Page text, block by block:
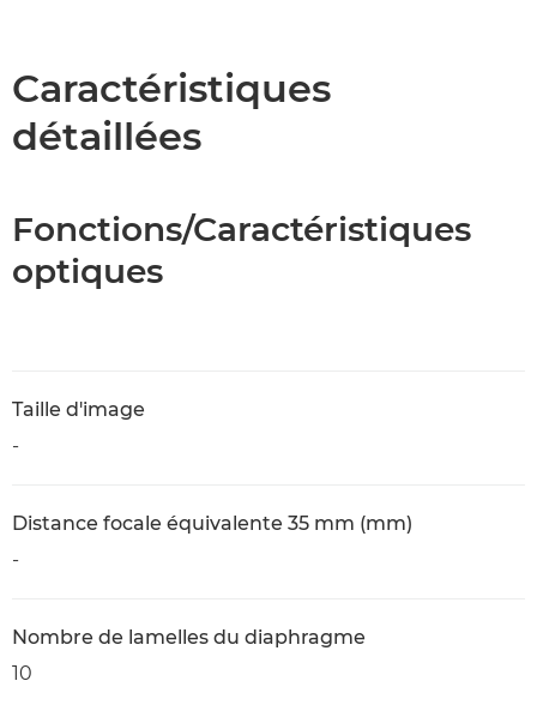
Caractéristiques
détaillées
Fonctions/Caractéristiques
optiques
Taille d'image
-
Distance focale équivalente 35 mm (mm)
-
Nombre de lamelles du diaphragme
10